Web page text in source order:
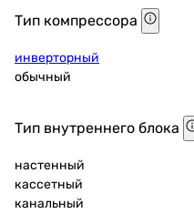
Тип компрессора
инверторный
обычный
Тип внутреннего блока
настенный
кассетный
канальный